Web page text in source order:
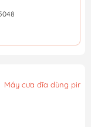
Workpro ...
Máy cưa đĩa dùng pin